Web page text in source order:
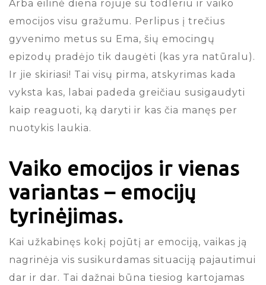
Arba eilinė diena rojuje su todleriu ir vaiko
emocijos visu gražumu. Perlipus į trečius
gyvenimo metus su Ema, šių emocingų
epizodų pradėjo tik daugėti (kas yra natūralu).
Ir jie skiriasi! Tai visų pirma, atskyrimas kada
vyksta kas, labai padeda greičiau susigaudyti
kaip reaguoti, ką daryti ir kas čia manęs per
nuotykis laukia.
Vaiko emocijos ir vienas
variantas – emocijų
tyrinėjimas.
Kai užkabinęs kokį pojūtį ar emociją, vaikas ją
nagrinėja vis susikurdamas situaciją pajautimui
dar ir dar. Tai dažnai būna tiesiog kartojamas